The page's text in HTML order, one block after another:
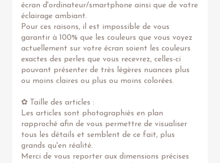
écran d'ordinateur/smartphone ainsi que de votre
éclairage ambiant.
Pour ces raisons, il est impossible de vous
garantir à 100% que les couleurs que vous voyez
actuellement sur votre écran soient les couleurs
exactes des perles que vous recevrez, celles-ci
pouvant présenter de très légères nuances plus
ou moins claires ou plus ou moins colorées.
✿ Taille des articles :
Les articles sont photographiés en plan
rapproché afin de vous permettre de visualiser
tous les détails et semblent de ce fait, plus
grands qu'en réalité.
Merci de vous reporter aux dimensions précises